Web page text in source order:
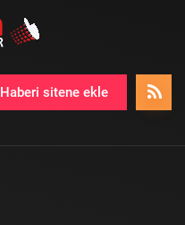
Haberi sitene ekle